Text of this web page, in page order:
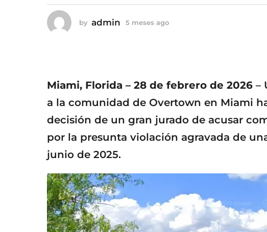
by admin 5 meses ago
a
g
o
Miami, Florida – 28 de febrero de 2026 –
a la comunidad de Overtown en Miami
decisión de un gran jurado de acusar
por la presunta violación agravada de
junio de 2025.